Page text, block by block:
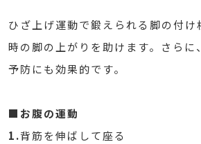
ひざ上げ運動で鍛えられる脚の付け
時の脚の上がりを助けます。さらに
予防にも効果的です。
■お腹の運動
1.背筋を伸ばして座る